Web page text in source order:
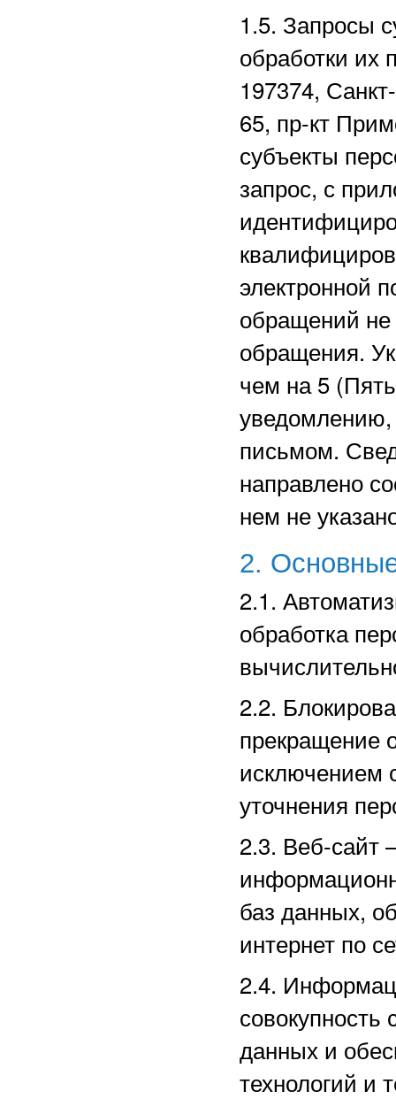
1.5. Запросы
обработки их
197374,
65, пр-кт
субъекты
запрос, с
электронной
обращений
обращения.
чем на 5
уведомлению,
письмом.
направлено
нем не
2.
2.1.
обработка
2.2.
прекращение
исключением
уточнения
2.3. Веб-сайт
баз данных,
интернет по
2.4.
данных и
технологий и